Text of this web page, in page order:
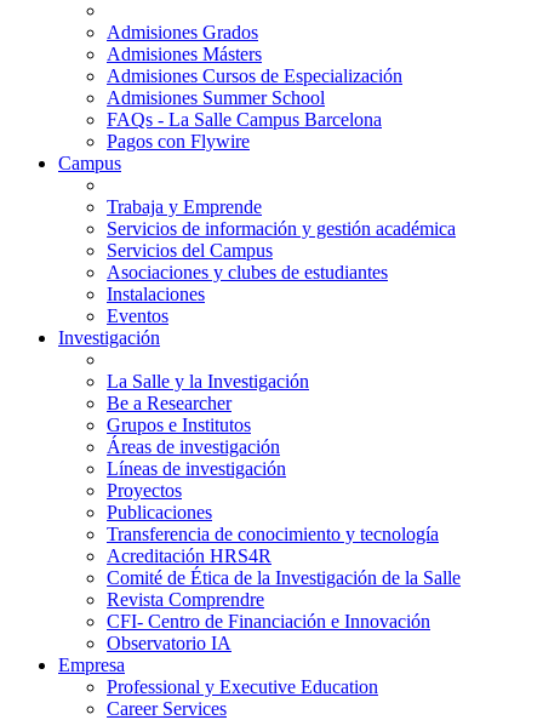
Admisiones Grados
Admisiones Másters
Admisiones Cursos de Especialización
Admisiones Summer School
FAQs - La Salle Campus Barcelona
Pagos con Flywire
Campus
Trabaja y Emprende
Servicios de información y gestión académica
Servicios del Campus
Asociaciones y clubes de estudiantes
Instalaciones
Eventos
Investigación
La Salle y la Investigación
Be a Researcher
Grupos e Institutos
Áreas de investigación
Líneas de investigación
Proyectos
Publicaciones
Transferencia de conocimiento y tecnología
Acreditación HRS4R
Comité de Ética de la Investigación de la Salle
Revista Comprendre
CFI- Centro de Financiación e Innovación
Observatorio IA
Empresa
Professional y Executive Education
Career Services